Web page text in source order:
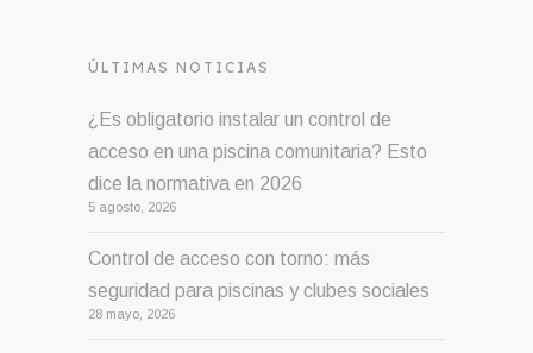
ÚLTIMAS NOTICIAS
¿Es obligatorio instalar un control de
acceso en una piscina comunitaria? Esto
dice la normativa en 2026
5 agosto, 2026
Control de acceso con torno: más
seguridad para piscinas y clubes sociales
28 mayo, 2026